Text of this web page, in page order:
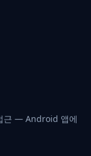
근 — Android 앱에